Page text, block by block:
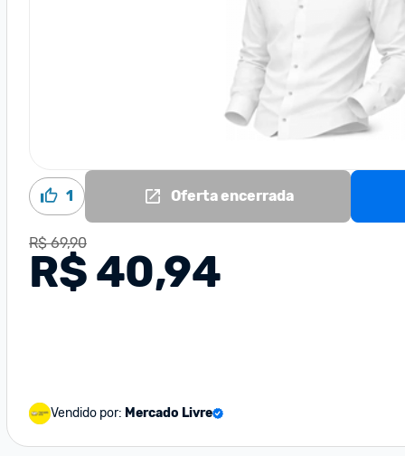
1 Oferta encerrada
R$ 69,90
R$ 40,94
Vendido por: Mercado Livre